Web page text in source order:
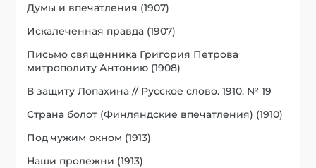
Думы и впечатления (1907)
Искалеченная правда (1907)
Письмо священника Григория Петрова
митрополиту Антонию (1908)
В защиту Лопахина // Русское слово. 1910. № 19
Страна болот (Финляндские впечатления) (1910)
Под чужим окном (1913)
Наши пролежни (1913)